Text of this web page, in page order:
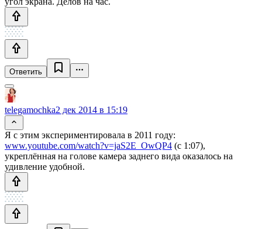
Ответить
telegamochka2 дек 2014 в 15:19
Я с этим экспериментировала в 2011 году:
www.youtube.com/watch?v=jaS2E_OwQP4 (с 1:07),
укреплённая на голове камера заднего вида оказалось на
удивление удобной.